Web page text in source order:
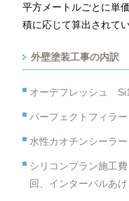
平方メートルごとに単
積に応じて算出されて
外壁塗装工事の内訳
オーデフレッシュ
パーフェクトフィラー
水性カオチンシーラー
シリコンプラン施工
回、インターバルあけ